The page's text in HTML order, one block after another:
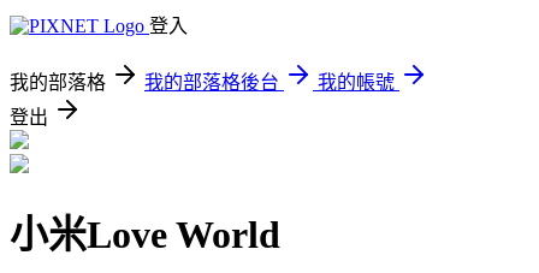
登入
我的部落格 我的部落格後台
我的帳號
登出
小米Love World